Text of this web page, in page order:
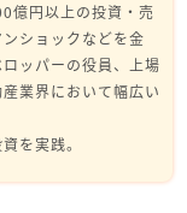
億円以上の投資・売
ショックなどを金
ッパーの役員、上場
業界において幅広い
を実践。